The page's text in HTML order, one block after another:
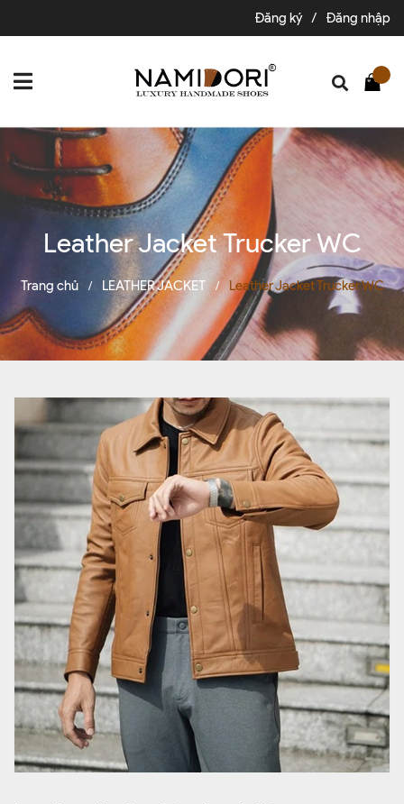
Đăng ký / Đăng nhập
Leather Jacket Trucker WC
Trang chủ / LEATHER JACKET / Leather Jacket Trucker WC